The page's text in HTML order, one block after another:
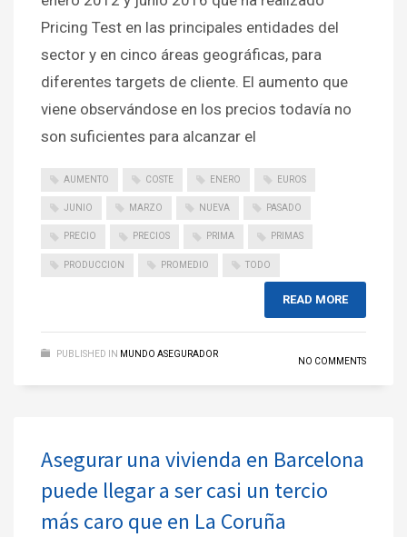
Pricing Test en las principales entidades del
sector y en cinco áreas geográficas, para
diferentes targets de cliente. El aumento que
viene observándose en los precios todavía no
son suficientes para alcanzar el
AUMENTO COSTE ENERO EUROS
JUNIO MARZO NUEVA PASADO
PRECIO PRECIOS PRIMA PRIMAS
PRODUCCION PROMEDIO TODO
READ MORE
PUBLISHED IN MUNDO ASEGURADOR
NO COMMENTS
Asegurar una vivienda en Barcelona
puede llegar a ser casi un tercio
más caro que en La Coruña